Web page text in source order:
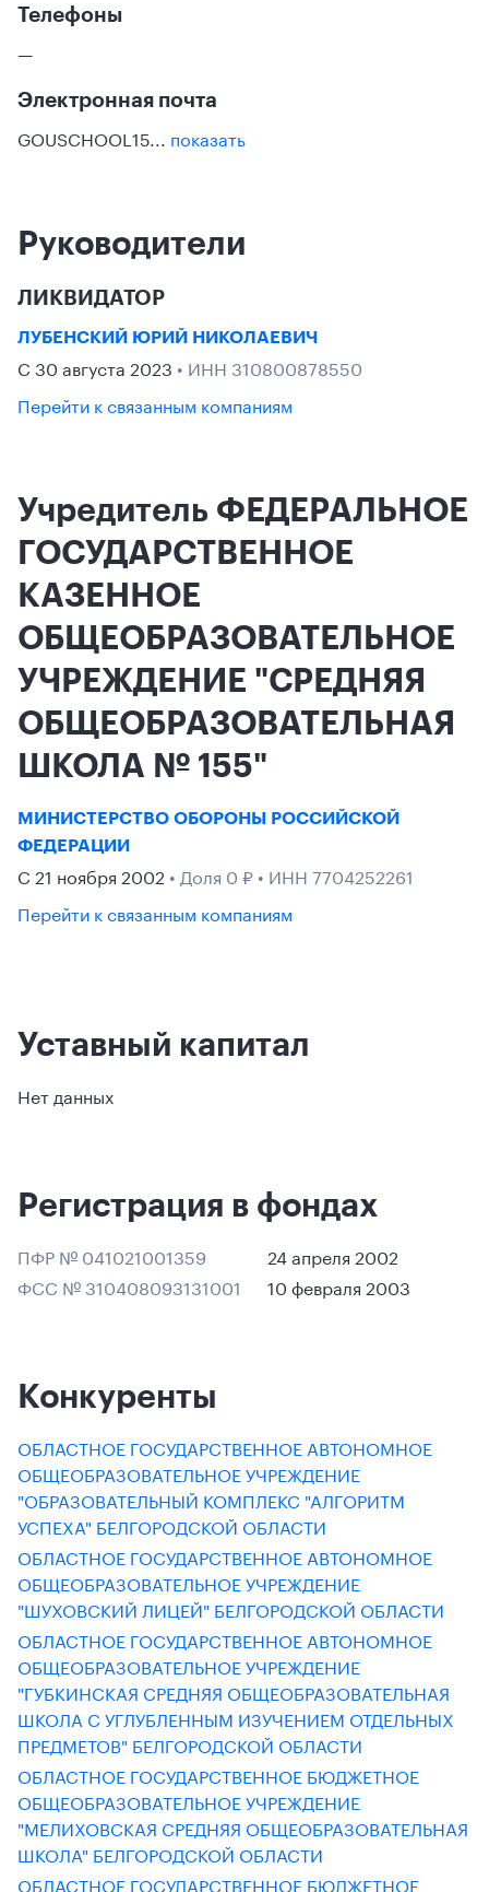
Телефоны
—
Электронная почта
GOUSCHOOL15... показать
Руководители
ЛИКВИДАТОР
ЛУБЕНСКИЙ ЮРИЙ НИКОЛАЕВИЧ
С 30 августа 2023 • ИНН 310800878550
Перейти к связанным компаниям
Учредитель ФЕДЕРАЛЬНОЕ
ГОСУДАРСТВЕННОЕ
КАЗЕННОЕ
ОБЩЕОБРАЗОВАТЕЛЬНОЕ
УЧРЕЖДЕНИЕ "СРЕДНЯЯ
ОБЩЕОБРАЗОВАТЕЛЬНАЯ
ШКОЛА № 155"
МИНИСТЕРСТВО ОБОРОНЫ РОССИЙСКОЙ
ФЕДЕРАЦИИ
С 21 ноября 2002 • Доля 0 ₽ • ИНН 7704252261
Перейти к связанным компаниям
Уставный капитал
Нет данных
Регистрация в фондах
ПФР № 041021001359
24 апреля 2002
ФСС № 310408093131001
10 февраля 2003
Конкуренты
ОБЛАСТНОЕ ГОСУДАРСТВЕННОЕ АВТОНОМНОЕ
ОБЩЕОБРАЗОВАТЕЛЬНОЕ УЧРЕЖДЕНИЕ
"ОБРАЗОВАТЕЛЬНЫЙ КОМПЛЕКС "АЛГОРИТМ
УСПЕХА" БЕЛГОРОДСКОЙ ОБЛАСТИ
ОБЛАСТНОЕ ГОСУДАРСТВЕННОЕ АВТОНОМНОЕ
ОБЩЕОБРАЗОВАТЕЛЬНОЕ УЧРЕЖДЕНИЕ
"ШУХОВСКИЙ ЛИЦЕЙ" БЕЛГОРОДСКОЙ ОБЛАСТИ
ОБЛАСТНОЕ ГОСУДАРСТВЕННОЕ АВТОНОМНОЕ
ОБЩЕОБРАЗОВАТЕЛЬНОЕ УЧРЕЖДЕНИЕ
"ГУБКИНСКАЯ СРЕДНЯЯ ОБЩЕОБРАЗОВАТЕЛЬНАЯ
ШКОЛА С УГЛУБЛЕННЫМ ИЗУЧЕНИЕМ ОТДЕЛЬНЫХ
ПРЕДМЕТОВ" БЕЛГОРОДСКОЙ ОБЛАСТИ
ОБЛАСТНОЕ ГОСУДАРСТВЕННОЕ БЮДЖЕТНОЕ
ОБЩЕОБРАЗОВАТЕЛЬНОЕ УЧРЕЖДЕНИЕ
"МЕЛИХОВСКАЯ СРЕДНЯЯ ОБЩЕОБРАЗОВАТЕЛЬНАЯ
ШКОЛА" БЕЛГОРОДСКОЙ ОБЛАСТИ
ОБЛАСТНОЕ ГОСУДАРСТВЕННОЕ БЮДЖЕТНОЕ